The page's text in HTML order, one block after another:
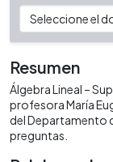
Resumen
Álgebra Lineal –
profesora María
del Departamento
preguntas.